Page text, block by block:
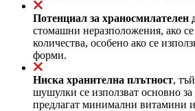
Потенциал за храносмилателен
стомашни неразположения, ако
количества, особено ако се
форми.
Ниска хранителна плътност,
шушулки се използват основно
предлагат минимални витамини